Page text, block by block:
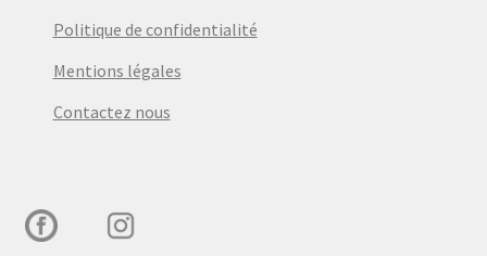
Politique de confidentialité
Mentions légales
Contactez nous